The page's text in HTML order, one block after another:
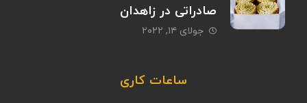
صادراتی در زاهدان
جولای ۱۴, ۲۰۲۲
ساعات کاری